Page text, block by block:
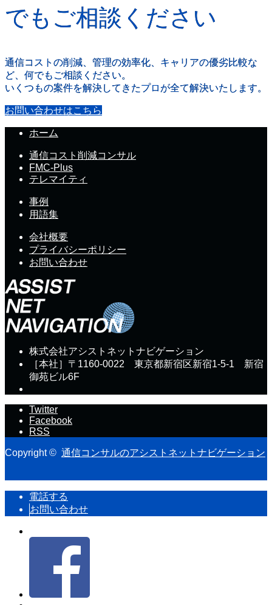
でもご相談ください
通信コストの削減、管理の効率化、キャリアの優劣比較な
ど、何でもご相談ください。
いくつもの案件を解決してきたプロが全て解決いたします。
お問い合わせはこちら
ホーム
通信コスト削減コンサル
FMC-Plus
テレマイティ
事例
用語集
会社概要
プライバシーポリシー
お問い合わせ
株式会社アシストネットナビゲーション
［本社］〒1160-0022 東京都新宿区新宿1-5-1 新宿
御苑ビル6F
Twitter
Facebook
RSS
Copyright © 通信コンサルのアシストネットナビゲーション
電話する
お問い合わせ